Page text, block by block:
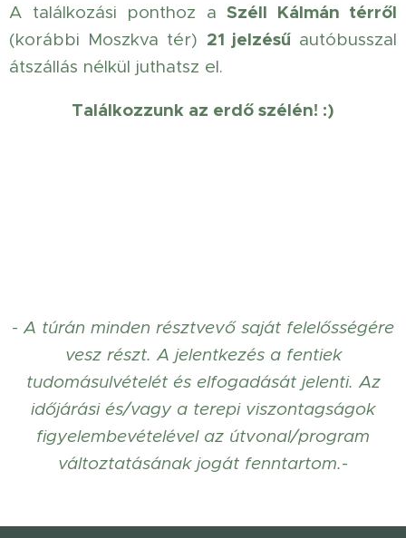
A találkozási ponthoz a Széll Kálmán térről
(korábbi Moszkva tér) 21 jelzésűautóbusszal
átszállás nélkül juthatsz el.
Találkozzunk az erdő szélén! :)
- A túrán minden résztvevő saját felelősségére
vesz részt. A jelentkezés a fentiek
tudomásulvételét és elfogadását jelenti. Az
időjárási és/vagy a terepi viszontagságok
figyelembevételével az útvonal/program
változtatásának jogát fenntartom.-